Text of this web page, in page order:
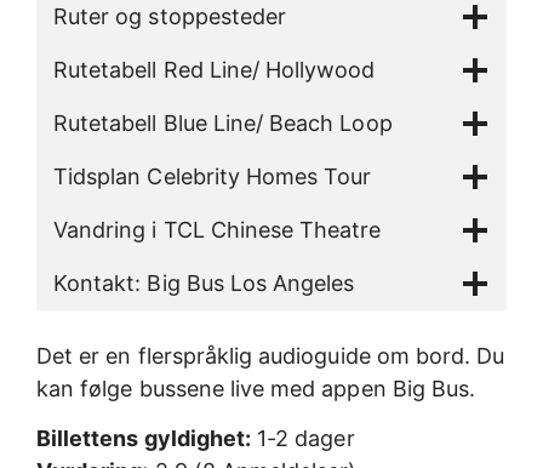
Ruter og stoppesteder
Rutetabell Red Line/ Hollywood
Rutetabell Blue Line/ Beach Loop
Tidsplan Celebrity Homes Tour
Vandring i TCL Chinese Theatre
Kontakt: Big Bus Los Angeles
Det er en flerspråklig audioguide om bord. Du
kan følge bussene live med appen Big Bus.
Billettens gyldighet: 1-2 dager